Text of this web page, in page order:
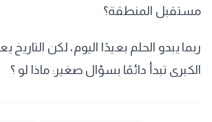
مستقبل المنطقة؟
ربما يبدو الحلم بعيدًا اليوم، لكن التاريخ
الكبرى تبدأ دائمًا بسؤال صغير: ماذا لو ؟